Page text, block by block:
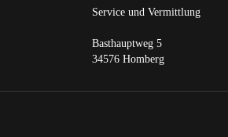
Service und Vermittlung
Basthauptweg 5
34576 Homberg